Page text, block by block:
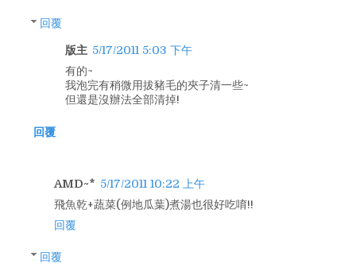
回覆
版主 5/17/2011 5:03 下午
有的~
我泡完有稍微用拔豬毛的夾子清一些~
但還是沒辦法全部清掉!
回覆
AMD~* 5/17/2011 10:22 上午
飛魚乾+蔬菜(例地瓜葉)煮湯也很好吃唷!!
回覆
回覆